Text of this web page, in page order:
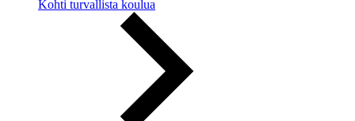
Kohti turvallista koulua